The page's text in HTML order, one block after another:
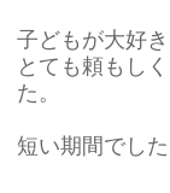
子どもが大好
とても頼もし
た。
短い期間でし